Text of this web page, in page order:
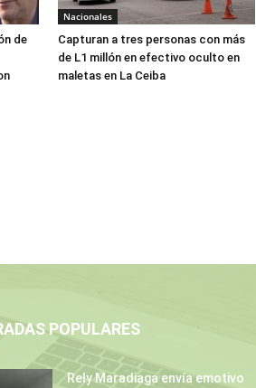
de
Nacionales
Capturan a tres personas con más
de L1 millón en efectivo oculto en
maletas en La Ceiba
POPULARES
Rely Maradiaga envía emotivo